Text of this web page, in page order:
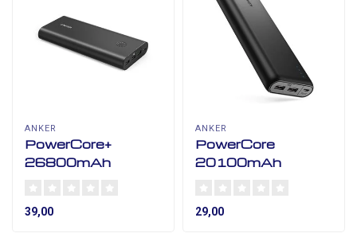
ANKER
PowerCore+
26800mAh
39,00
ANKER
PowerCore
20100mAh
29,00